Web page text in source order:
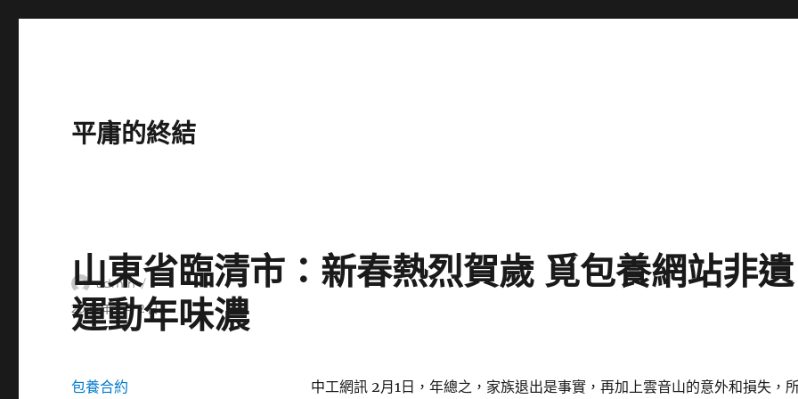
平庸的終結
山東省臨清市：新春熱烈賀歲 覓包養網站非遺
運動年味濃
中工網訊 2月1日，年總之，家族退出是事實，再加上雲音山的意外和損失，
包養合約
作
者
admin
發
佈
2025 年 2 月 2 日